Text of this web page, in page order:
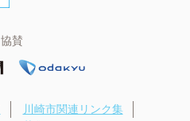
協賛
川崎市関連リンク集